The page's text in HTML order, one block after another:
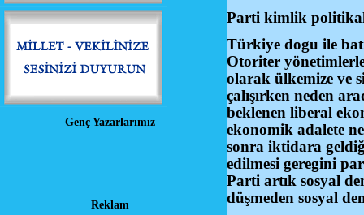
Genç Yazarlarımız
Reklam
Parti kimlik
Türkiye dogu ile
Otoriter
olarak ülkemize ve
çalışırken neden
beklenen liberal
ekonomik adalete
sonra iktidara
edilmesi geregini
Parti artık sosyal
düşmeden sosyal